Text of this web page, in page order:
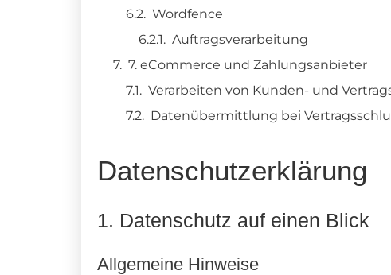
Wordfence
Auftragsverarbeitung
7. eCommerce und Zahlungs­anbieter
Verarbeiten von Kunden- und
Daten­übermittlung bei
Datenschutz­erklärung
1. Datenschutz auf einen Blick
Allgemeine Hinweise